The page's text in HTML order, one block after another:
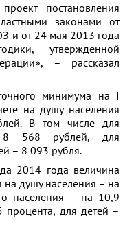
постановления
законами от
и от 24 мая 2013 года
утвержденной
– рассказал
минимума на I
на душу населения
В том числе для
8 568 рублей, для
– 8 093 рубля.
2014 года величина
душу населения – на
населения – на 10,9
процента, для детей –